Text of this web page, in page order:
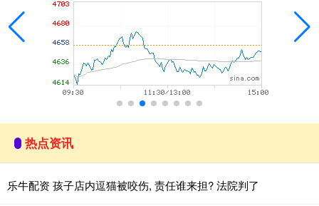
热点资讯
乐牛配资 孩子店内逗猫被咬伤, 责任谁来担? 法院判了